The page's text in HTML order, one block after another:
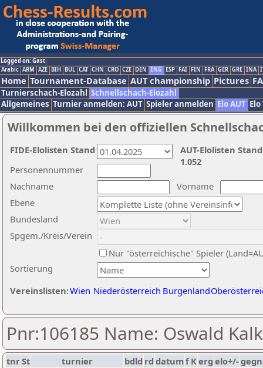
Logged on: Gast
Arabic ARM AZE BIH BUL CAT CHN CRO CZE DEN ENG ESP FAI FIN FRA GER GRE INA
Home Tournament-Database AUT championship Pictures
Turnierschach-Elozahl Schnellschach-Elozahl
Allgemeines Turnier anmelden: AUT Spieler anmelden Elo AUT
Willkommen bei den offiziellen
Nachname
Vorname
Ebene
Sortierung
Personennummer
Bundesland
Spgem./Kreis/Verein
Nur "österreichische" Spieler
Vereinslisten:Wien Niederösterreich Burgenland
AUT-Elolisten
1.052
FIDE-Elolisten Stand
Pnr:106185 Name: Oswald
tnrSt turnier bdld rd datumf Kerg elo+/-